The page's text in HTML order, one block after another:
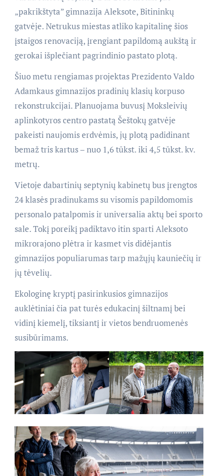
„pakrikštyta” gimnazija Aleksote, Bitininkų
gatvėje. Netrukus miestas atliko kapitalinę šios
įstaigos renovaciją, įrengiant papildomą aukštą ir
gerokai išplečiant pagrindinio pastato plotą.
Šiuo metu rengiamas projektas Prezidento Valdo
Adamkaus gimnazijos pradinių klasių korpuso
rekonstrukcijai. Planuojama buvusį Moksleivių
aplinkotyros centro pastatą Šeštokų gatvėje
pakeisti naujomis erdvėmis, jų plotą padidinant
bemaž tris kartus – nuo 1,6 tūkst. iki 4,5 tūkst. kv.
metrų.
Vietoje dabartinių septynių kabinetų bus įrengtos
24 klasės pradinukams su visomis papildomomis
personalo patalpomis ir universalia aktų bei sporto
sale. Tokį poreikį padiktavo itin sparti Aleksoto
mikrorajono plėtra ir kasmet vis didėjantis
gimnazijos populiarumas tarp mažųjų kauniečių ir
jų tėvelių.
Ekologinę kryptį pasirinkusios gimnazijos
auklėtiniai čia pat turės edukacinį šiltnamį bei
vidinį kiemelį, tiksiantį ir vietos bendruomenės
susibūrimams.